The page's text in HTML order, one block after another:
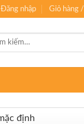
Đăng nhập Giỏ hàng /